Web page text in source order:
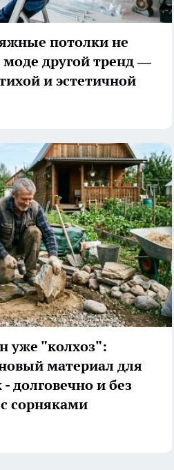
потолки не
другой тренд —
и эстетичной
уже "колхоз":
материал для
долговечно и без
сорняками